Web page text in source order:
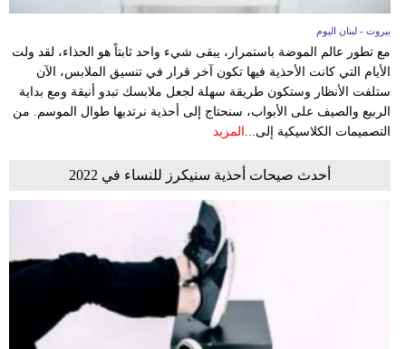
بيروت - لبنان اليوم
مع تطور عالم الموضة باستمرار، يبقى شيء واحد ثابتاً هو الحذاء، لقد ولت
الأيام التي كانت الأحذية فيها تكون آخر قرار في تنسيق الملابس، الآن
ستلفت الأنظار وستكون طريقة سهلة لجعل ملابسك تبدو أنيقة ومع بداية
الربيع والصيف على الأبواب، سنحتاج إلى أحذية نرتديها طوال الموسم. من
التصميمات الكلاسيكية إلى... المزيد
أحدث صيحات أحذية سنيكرز للنساء في 2022